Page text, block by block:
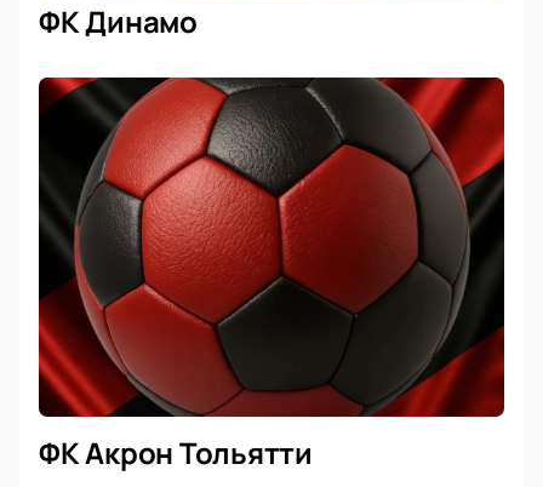
ФК Динамо
ФК Акрон Тольятти